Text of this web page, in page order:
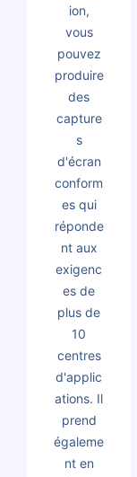
ion,
vous
pouvez
produire
des
capture
s
d'écran
conform
es qui
réponde
nt aux
exigenc
es de
plus de
10
centres
d'applic
ations. Il
prend
égaleme
nt en